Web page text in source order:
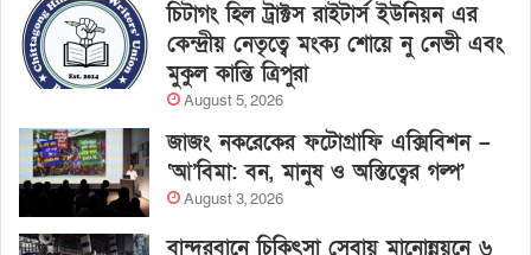
চিটাগং হিল ট্রাক্টস রাইটার্স ইউনিয়ন এর
কেন্দ্রীয় নেতৃত্বে মংক্য শোয়ে নু নেভী এবং
মুকুল কান্তি ত্রিপুরা
August 5, 2026
জাজং নকরেকের ফটোগ্রাফি এক্সিবিশন –
‘আ’বিমা: বন, মানুষ ও অস্তিত্বের গল্প’
August 3, 2026
বান্দরবানে চিকিৎসা সেবায় মানোন্নয়নে ৬